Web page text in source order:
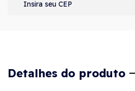
Detalhes do produto